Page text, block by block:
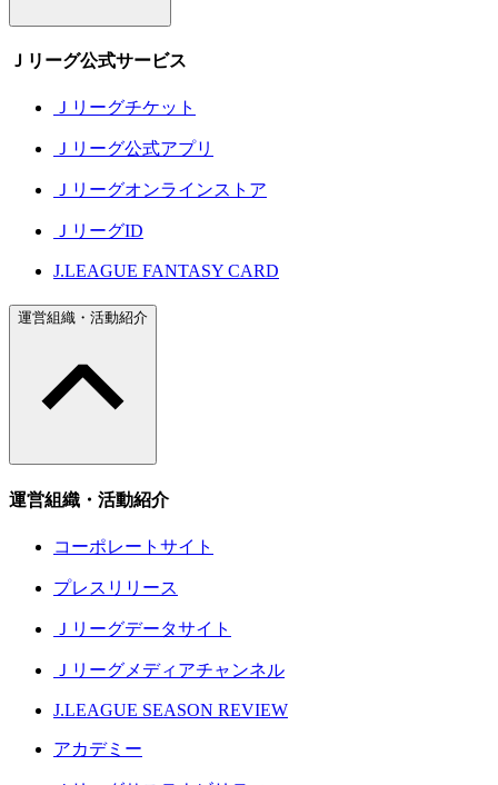
Ｊリーグ公式サービス
Ｊリーグチケット
Ｊリーグ公式アプリ
Ｊリーグオンラインストア
ＪリーグID
J.LEAGUE FANTASY CARD
運営組織・活動紹介
運営組織・活動紹介
コーポレートサイト
プレスリリース
Ｊリーグデータサイト
Ｊリーグメディアチャンネル
J.LEAGUE SEASON REVIEW
アカデミー